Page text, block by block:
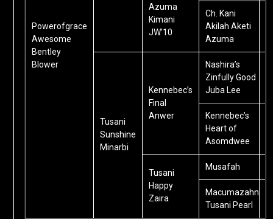
Powerofgrace
Awesome
Bentley
Blower
Azuma
Kimani
JW’10
Ch. Kani
Akilah Aketi
Azuma
Tusani
Sunshine
Minarbi
Kennebec’s
Final
Anwer
Nashira’s
Zinfully Good
Juba Lee
Kennebec’s
Heart of
Asomdwee
Tusani
Happy
Zaira
Musafah
Macumazahn
Tusani Pearl